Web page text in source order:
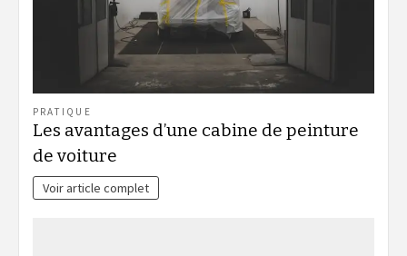
PRATIQUE
Les avantages d’une cabine de peinture
de voiture
Voir article complet